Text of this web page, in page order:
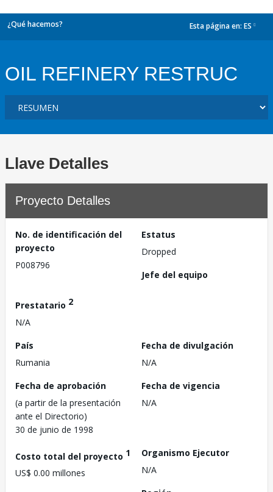
¿Qué hacemos? Esta página en: ES
OIL REFINERY RESTRUC
Llave Detalles
Proyecto Detalles
No. de identificación del
proyecto
P008796
Estatus
Dropped
Jefe del equipo
Prestatario 2
N/A
País
Rumania
Fecha de divulgación
N/A
Fecha de aprobación
(a partir de la presentación
ante el Directorio)
30 de junio de 1998
Fecha de vigencia
N/A
Costo total del proyecto 1
US$ 0.00 millones
Organismo Ejecutor
N/A